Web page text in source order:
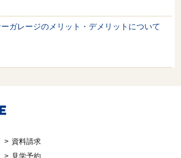
ガレージのメリット・デメリットについて
資料請求
見学予約